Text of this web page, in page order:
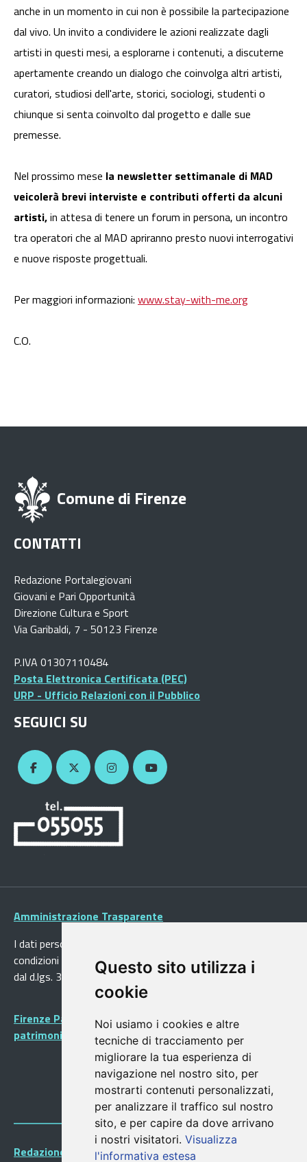
Questo sito utilizza i
cookie
Noi usiamo i cookies e altre
tecniche di tracciamento per
migliorare la tua esperienza di
navigazione nel nostro sito, per
mostrarti contenuti personalizzati,
per analizzare il traffico sul nostro
sito, e per capire da dove arrivano
i nostri visitatori. Visualizza
l'informativa estesa
anche in un momento in cui non è possibile la partecipazione
dal vivo. Un invito a condividere le azioni realizzate dagli
artisti in questi mesi, a esplorarne i contenuti, a discuterne
apertamente creando un dialogo che coinvolga altri artisti,
curatori, studiosi dell'arte, storici, sociologi, studenti o
chiunque si senta coinvolto dal progetto e dalle sue
premesse.
Nel prossimo mese la newsletter settimanale di MAD
veicolerà brevi interviste e contributi offerti da alcuni
artisti,in attesa di tenere un forum in persona, un incontro
tra operatori che al MAD apriranno presto nuovi interrogativi
e nuove risposte progettuali.
Per maggiori informazioni: www.stay-with-me.org
C.O.
Comune di Firenze
CONTATTI
Redazione Portalegiovani
Giovani e Pari Opportunità
Direzione Cultura e Sport
Via Garibaldi, 7 - 50123 Firenze
P.IVA 01307110484
Posta Elettronica Certificata (PEC)
URP - Ufficio Relazioni con il Pubblico
SEGUICI SU
Amministrazione Trasparente
I dati personali pubblicati sono riutilizzabili solo alle
condizioni previste dalla direttiva comunitaria 2003/98/CE e
dal d.lgs. 36/2006
Firenze Patrimonio Mondiale - Centro storico di Firenze
patrimonio dell’Umanità
Redazione Portalegiovani